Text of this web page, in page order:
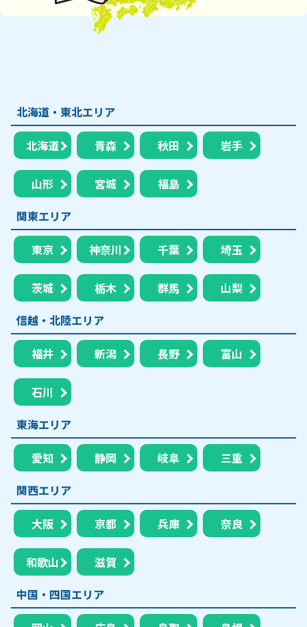
北海道・東北エリア
北海道 青森 秋田 岩手
山形 宮城
福島
関東エリア
東京 神奈川 千葉 埼玉
茨城 栃木 群馬
山梨
信越・北陸エリア
福井 新潟 長野 富山
石川
東海エリア
愛知 静岡 岐阜
三重
関西エリア
大阪 京都 兵庫 奈良
和歌山
滋賀
中国・四国エリア